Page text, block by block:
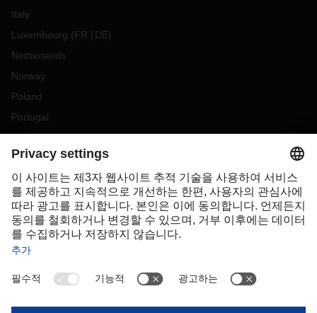
Italy
Luxembourg (FR DE)
Netherlands
Norway
Poland
Portugal
Romania
Slovakia
Spain
Sweden
Switzerland( DE FR)
Turkey
OCEANIA